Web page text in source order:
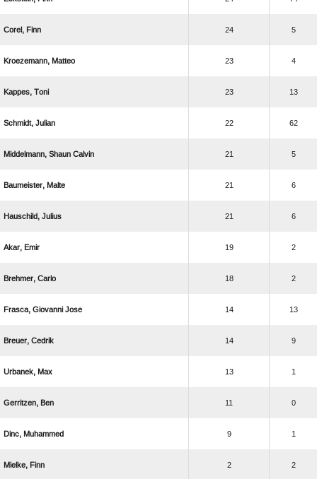
  24 5
  23 4
  23 13
  22 62
   21 5
  21 6
  21 6
  19 2
  18 2
   14 13
  14 9
  13 1
  11 0
  9 1
  2 2